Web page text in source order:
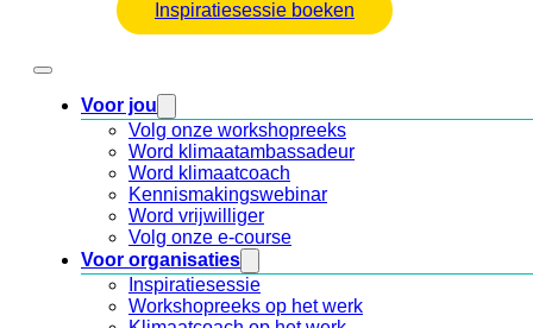
Inspiratiesessie boeken
Voor jou
Volg onze workshopreeks
Word klimaatambassadeur
Word klimaatcoach
Kennismakingswebinar
Word vrijwilliger
Volg onze e-course
Voor organisaties
Inspiratiesessie
Workshopreeks op het werk